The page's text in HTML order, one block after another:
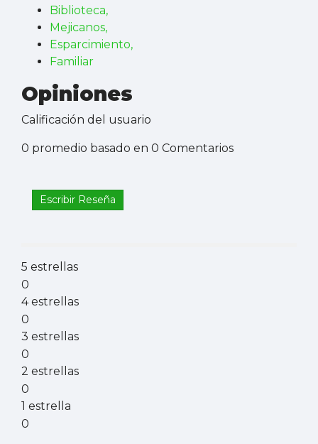
Biblioteca,
Mejicanos,
Esparcimiento,
Familiar
Opiniones
Calificación del usuario
0 promedio basado en 0 Comentarios
Escribir Reseña
5 estrellas
0
4 estrellas
0
3 estrellas
0
2 estrellas
0
1 estrella
0